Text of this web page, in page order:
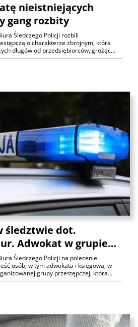
nieistniejących
gang rozbity
Śledczego Policji rozbili
o charakterze zbrojnym, która
długów od przedsiębiorców, grożąc…
śledztwie dot.
Adwokat w grupie…
Śledczego Policji na polecenie
osób, w tym adwokata i księgową, w
grupy przestępczej, która…